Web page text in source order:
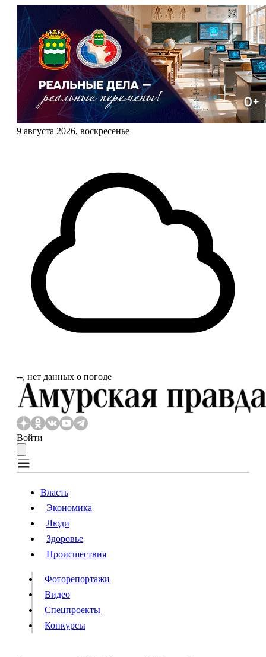
9 августа 2026, воскресенье
‐‐, нет данных о погоде
Войти
Власть
Происшествия
Видео
Конкурсы
Власть
Экономика
Люди
Здоровье
Происшествия
Фоторепортажи
Видео
Спецпроекты
Конкурсы